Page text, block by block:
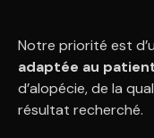
Notre priorité est
adaptée au
d’alopécie, de la
résultat recherché.